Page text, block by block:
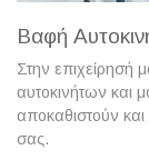
Βαφή
Στην επιχείρησή
αυτοκινήτων και
αποκαθιστούν
σας.